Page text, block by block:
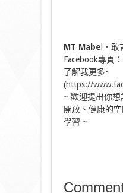
MT Mabel．敢
Facebook專頁：
了解我更多~
(https://
~ 歡迎提出你
開放、健康的
學習 ~